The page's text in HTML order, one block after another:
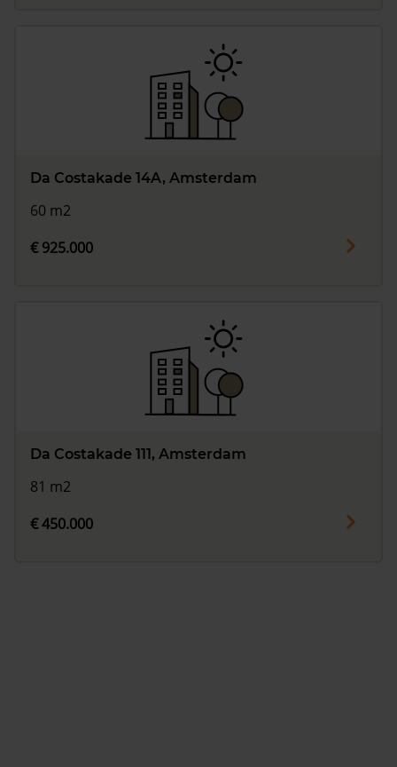
Da Costakade 14A, Amsterdam
60 m2
€ 925.000
Da Costakade 111, Amsterdam
81 m2
€ 450.000